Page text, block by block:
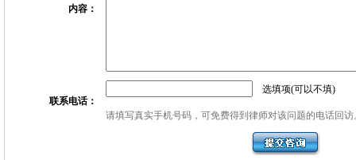
内容：
联系电话：
选填项(可以不填)
请填写真实手机号码，可免费得到律师对该问题的电话回访